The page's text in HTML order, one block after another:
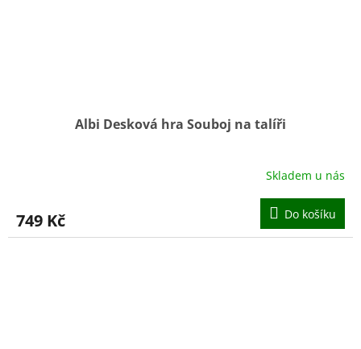
Albi Desková hra Souboj na talíři
Skladem u nás
749 Kč Do košíku